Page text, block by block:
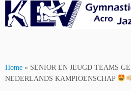
content
Home » SENIOR EN JEUGD TEAMS
NEDERLANDS KAMPIOENSCHAP